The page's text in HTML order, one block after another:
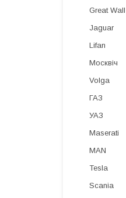
Great Wall
Jaguar
Lifan
Москвіч
Volga
ГАЗ
УАЗ
Maserati
MAN
Tesla
Scania